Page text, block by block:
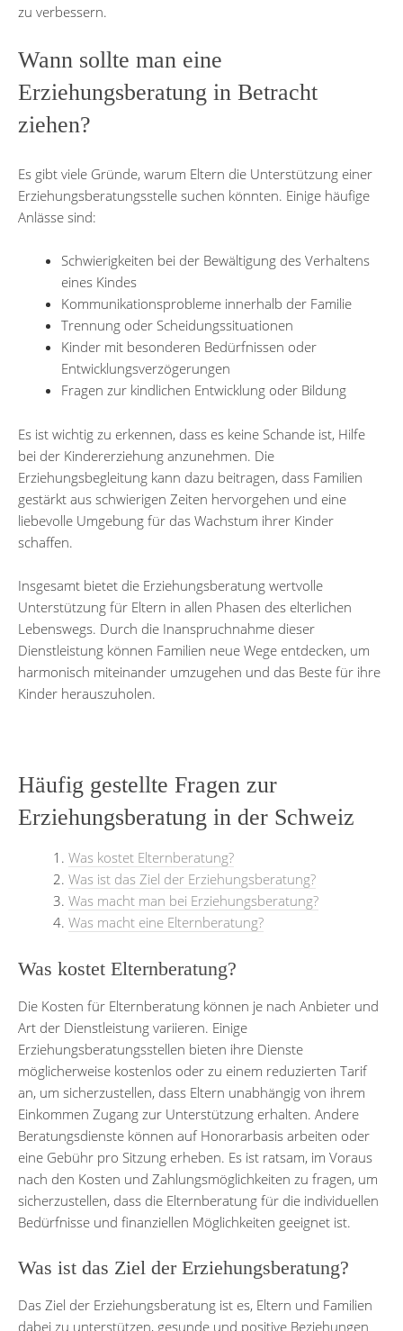
zu verbessern.
Wann sollte man eine
Erziehungsberatung in Betracht
ziehen?
Es gibt viele Gründe, warum Eltern die Unterstützung einer
Erziehungsberatungsstelle suchen könnten. Einige häufige
Anlässe sind:
Schwierigkeiten bei der Bewältigung des Verhaltens
eines Kindes
Kommunikationsprobleme innerhalb der Familie
Trennung oder Scheidungssituationen
Kinder mit besonderen Bedürfnissen oder
Entwicklungsverzögerungen
Fragen zur kindlichen Entwicklung oder Bildung
Es ist wichtig zu erkennen, dass es keine Schande ist, Hilfe
bei der Kindererziehung anzunehmen. Die
Erziehungsbegleitung kann dazu beitragen, dass Familien
gestärkt aus schwierigen Zeiten hervorgehen und eine
liebevolle Umgebung für das Wachstum ihrer Kinder
schaffen.
Insgesamt bietet die Erziehungsberatung wertvolle
Unterstützung für Eltern in allen Phasen des elterlichen
Lebenswegs. Durch die Inanspruchnahme dieser
Dienstleistung können Familien neue Wege entdecken, um
harmonisch miteinander umzugehen und das Beste für ihre
Kinder herauszuholen.
Häufig gestellte Fragen zur
Erziehungsberatung in der Schweiz
Was kostet Elternberatung?
Was ist das Ziel der Erziehungsberatung?
Was macht man bei Erziehungsberatung?
Was macht eine Elternberatung?
Was kostet Elternberatung?
Die Kosten für Elternberatung können je nach Anbieter und
Art der Dienstleistung variieren. Einige
Erziehungsberatungsstellen bieten ihre Dienste
möglicherweise kostenlos oder zu einem reduzierten Tarif
an, um sicherzustellen, dass Eltern unabhängig von ihrem
Einkommen Zugang zur Unterstützung erhalten. Andere
Beratungsdienste können auf Honorarbasis arbeiten oder
eine Gebühr pro Sitzung erheben. Es ist ratsam, im Voraus
nach den Kosten und Zahlungsmöglichkeiten zu fragen, um
sicherzustellen, dass die Elternberatung für die individuellen
Bedürfnisse und finanziellen Möglichkeiten geeignet ist.
Was ist das Ziel der Erziehungsberatung?
Das Ziel der Erziehungsberatung ist es, Eltern und Familien
dabei zu unterstützen, gesunde und positive Beziehungen